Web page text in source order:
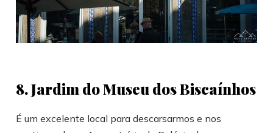
8. Jardim do Museu dos Biscaínhos
É um excelente local para descarsarmos e nos